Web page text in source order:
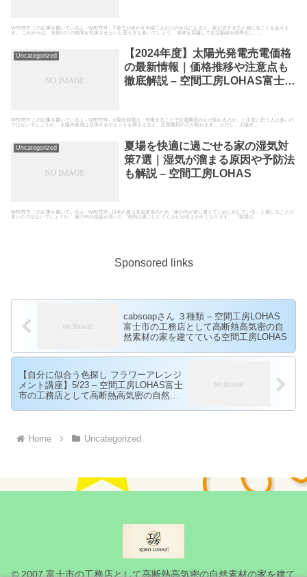
間工房LOHAS
WRITER この記事を書いている人 - WRITER - 子育てが終わり夫婦二人だけの生活になると、家が広すぎると感じることもありま
す。 これからは、夫婦だけの時間を充実させたいと思う方も多いでしょう。 将来を見越して生活動線を効率化し、...
Uncategorized
【2024年度】太陽光発電売電価格
の最新情報｜価格推移や注意点も
徹底解説 – 空間工房LOHAS富士市
LOHAS
WRITER この記事を書いている人 - WRITER - 太陽光発電は「売電することで設置費用の元が取れるのか」と不安に思う人は多いの
ではないでしょうか。 太陽光発電は活用するポイントを押さえると、設置費用の元が取れます。 ただし、太陽光...
Uncategorized
夏場を快適に過ごせる家の湿気対
策7選｜湿気が溜まる原因や予防法
も解説 – 空間工房LOHAS
WRITER この記事を書いている人 - WRITER - 日本の夏は高温多湿のため「家の中が蒸し暑くてじめじめしている」と感じることが
多いのではないでしょうか。 家の中の湿度が高いと、室内は過ごしにくくカビが生えやすくなります。 「部屋の...
Sponsored links
cabsoapさん ３種類 – 空間工房LOHAS
富士市の工務店として高断熱高気密の自
然素材の家を建てている空間工房LOHAS
【自分に似合う色探し フラワーアレンジ
メント講座】5/23 – 空間工房LOHAS富士
市の工務店として高断熱高気密の自然素
Home Uncategorized
© 2007 富士市の工務店として高断熱高気密の自然素材の家を建て